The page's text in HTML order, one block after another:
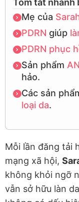
Tóm tắt nhanh
Mẹ của
PDRN giúp
PDRN phục
Sản phẩm
hảo.
Các sản
loại da.
Mỗi lần đăng tải
mạng xã hội,
không khỏi ngỡ
vẫn sở hữu làn